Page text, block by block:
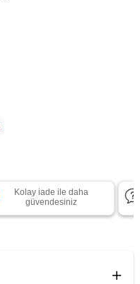
Kolay iade ile daha
güvendesiniz